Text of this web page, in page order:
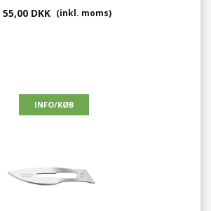
55,00 DKK (inkl. moms)